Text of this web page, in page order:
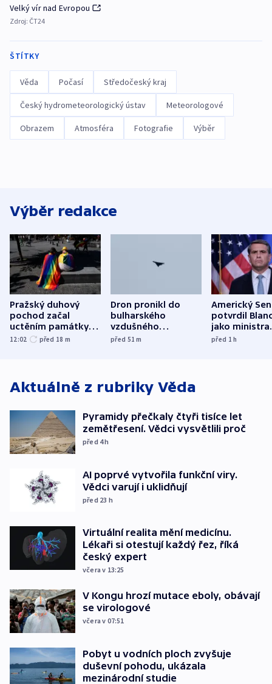
Velký vír nad Evropou
Zdroj: ČT24
ŠTÍTKY
Věda Počasí Středočeský kraj
Český hydrometeorologický ústav Meteorologové
Obrazem Atmosféra Fotografie Výběr
Výběr redakce
Pražský duhový
pochod začal
uctěním památky
obětí berlínského
12:02 před 18 m
Dron pronikl do
bulharského
vzdušného
prostoru,
před 51m
Americký
potvrdil
jako ministra
před 1h
Aktuálně z rubriky Věda
Pyramidy přečkaly čtyři tisíce let
zemětřesení. Vědci vysvětlili proč
před 4h
AI poprvé vytvořila funkční viry.
Vědci varují i uklidňují
před 23 h
Virtuální realita mění medicínu.
Lékaři si otestují každý řez, říká
český expert
včera v 13:25
V Kongu hrozí mutace eboly, obávají
se virologové
včera v 07:51
Pobyt u vodních ploch zvyšuje
duševní pohodu, ukázala
mezinárodní studie